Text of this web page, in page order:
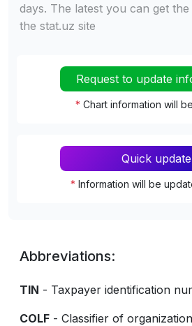
days. The latest you can get
the stat.uz site
Request to update
* Chart information will
Quick update
* Information will be
Abbreviations:
TIN - Taxpayer identification
COLF - Classifier of